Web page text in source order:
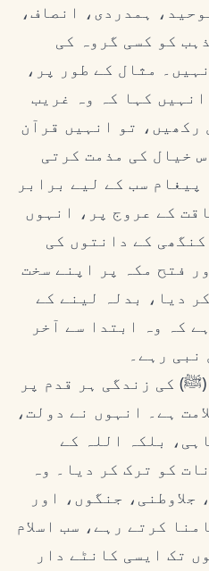
ہمدردی، انصاف،
کو کسی گروہ کی
مثال کے طور پر،
کہا کہ وہ غریب
رکھیں، تو انہیں قرآن
خیال کی مذمت کرتی
سب کے لیے برابر
اپنی طاقت کے عروج پر، انہوں
کے دانتوں کی
فتح مکہ پر اپنے سخت
دیا، بدلہ لینے کے
کہ وہ ابتدا سے آخر
نبی رہے۔
(ﷺ) کی زندگی ہر قدم پر
ہے۔ انہوں نے دولت،
بلکہ اللہ کے
کو ترک کر دیا۔ وہ
جنگوں، اور
کرتے رہے، سب اسلام
تک ایسی کانٹے دار